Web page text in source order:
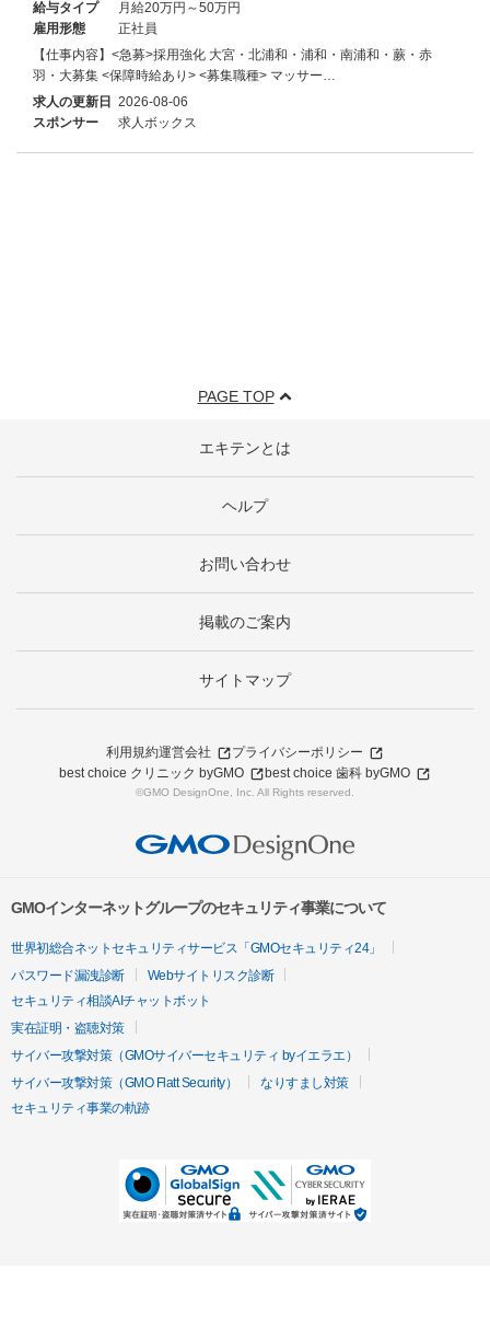
給与タイプ
月給20万円～50万円
雇用形態
正社員
【仕事内容】<急募>採用強化 大宮・北浦和・浦和・南浦和・蕨・赤
羽・大募集 <保障時給あり> <募集職種> マッサー…
求人の更新日 2026-08-06
スポンサー
求人ボックス
PAGE TOP
エキテンとは
ヘルプ
お問い合わせ
掲載のご案内
サイトマップ
利用規約運営会社
プライバシーポリシー
best choice クリニック byGMO
best choice 歯科 byGMO
©GMO DesignOne, Inc. All Rights reserved.
GMOインターネットグループのセキュリティ事業について
世界初総合ネットセキュリティサービス「GMOセキュリティ24」
パスワード漏洩診断
Webサイトリスク診断
セキュリティ相談AIチャットボット
実在証明・盗聴対策
サイバー攻撃対策（GMOサイバーセキュリティ byイエラエ）
サイバー攻撃対策（GMO Flatt Security）
なりすまし対策
セキュリティ事業の軌跡